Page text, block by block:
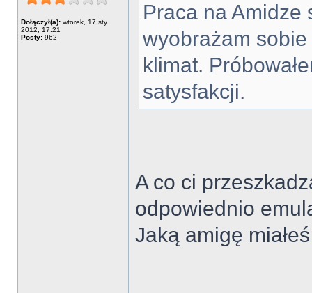
Dołączył(a): wtorek, 17 sty
2012, 17:21
Posty: 962
Praca na Amidze
wyobrażam sobie
klimat.
satysfakcji.
A co ci
odpowiednio
Jaką amigę